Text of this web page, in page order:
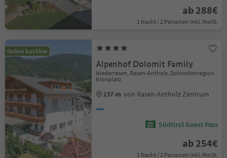
ab 288€
1 Nacht / 2 Personen Inkl. MwSt.
Online buchbar
Alpenhof Dolomit Family
Niederrasen, Rasen-Antholz, Dolomitenregion
Kronplatz
237 m von Rasen-Antholz Zentrum
Südtirol Guest Pass
ab 254€
1 Nacht / 2 Personen Inkl. MwSt.